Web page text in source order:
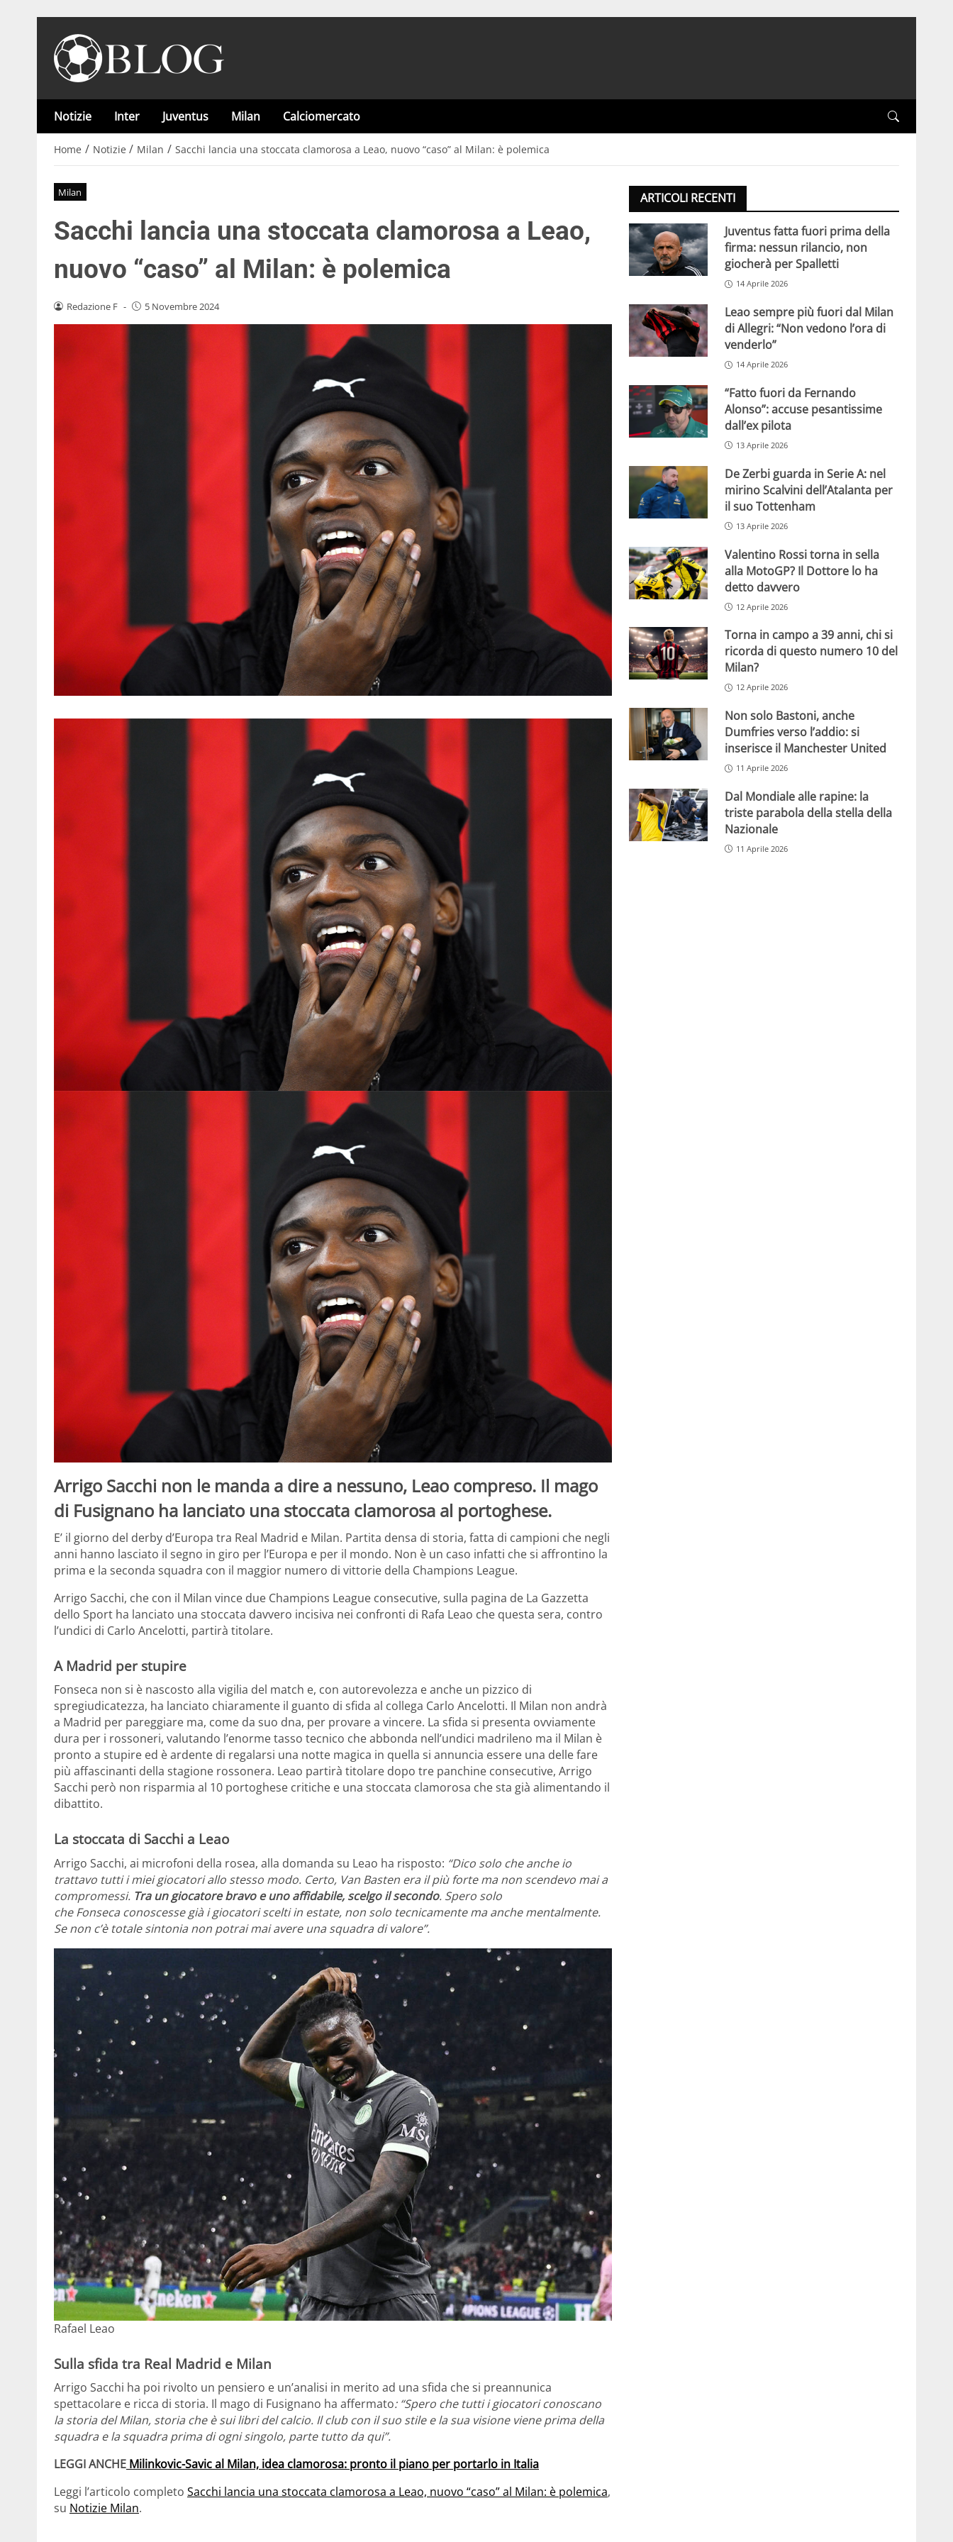
Notizie Inter Juventus Milan Calciomercato
Home / Notizie / Milan / Sacchi lancia una stoccata clamorosa a Leao, nuovo “caso” al Milan: è polemica
Milan
Sacchi lancia una stoccata clamorosa a Leao,
nuovo “caso” al Milan: è polemica
Redazione F - 5 Novembre 2024
Arrigo Sacchi non le manda a dire a nessuno, Leao compreso. Il mago
di Fusignano ha lanciato una stoccata clamorosa al portoghese.
E’ il giorno del derby d’Europa tra Real Madrid e Milan. Partita densa di storia, fatta di campioni che negli
anni hanno lasciato il segno in giro per l’Europa e per il mondo. Non è un caso infatti che si affrontino la
prima e la seconda squadra con il maggior numero di vittorie della Champions League.
Arrigo Sacchi, che con il Milan vince due Champions League consecutive, sulla pagina de La Gazzetta
dello Sport ha lanciato una stoccata davvero incisiva nei confronti di Rafa Leao che questa sera, contro
l’undici di Carlo Ancelotti, partirà titolare.
A Madrid per stupire
Fonseca non si è nascosto alla vigilia del match e, con autorevolezza e anche un pizzico di
spregiudicatezza, ha lanciato chiaramente il guanto di sfida al collega Carlo Ancelotti. Il Milan non andrà
a Madrid per pareggiare ma, come da suo dna, per provare a vincere. La sfida si presenta ovviamente
dura per i rossoneri, valutando l’enorme tasso tecnico che abbonda nell’undici madrileno ma il Milan è
pronto a stupire ed è ardente di regalarsi una notte magica in quella si annuncia essere una delle fare
più affascinanti della stagione rossonera. Leao partirà titolare dopo tre panchine consecutive, Arrigo
Sacchi però non risparmia al 10 portoghese critiche e una stoccata clamorosa che sta già alimentando il
dibattito.
La stoccata di Sacchi a Leao
Arrigo Sacchi, ai microfoni della rosea, alla domanda su Leao ha risposto: “Dico solo che anche io
trattavo tutti i miei giocatori allo stesso modo. Certo, Van Basten era il più forte ma non scendevo mai a
compromessi. Tra un giocatore bravo e uno affidabile, scelgo il secondo. Spero solo
che Fonseca conoscesse già i giocatori scelti in estate, non solo tecnicamente ma anche mentalmente.
Se non c’è totale sintonia non potrai mai avere una squadra di valore”.
Rafael Leao
Sulla sfida tra Real Madrid e Milan
Arrigo Sacchi ha poi rivolto un pensiero e un’analisi in merito ad una sfida che si preannunica
spettacolare e ricca di storia. Il mago di Fusignano ha affermato: “Spero che tutti i giocatori conoscano
la storia del Milan, storia che è sui libri del calcio. Il club con il suo stile e la sua visione viene prima della
squadra e la squadra prima di ogni singolo, parte tutto da qui”.
LEGGI ANCHE Milinkovic-Savic al Milan, idea clamorosa: pronto il piano per portarlo in Italia
Leggi l’articolo completo Sacchi lancia una stoccata clamorosa a Leao, nuovo “caso” al Milan: è polemica,
su Notizie Milan.
ARTICOLI RECENTI
Juventus fatta fuori prima della
firma: nessun rilancio, non
giocherà per Spalletti
14 Aprile 2026
Leao sempre più fuori dal Milan
di Allegri: “Non vedono l’ora di
venderlo”
14 Aprile 2026
“Fatto fuori da Fernando
Alonso”: accuse pesantissime
dall’ex pilota
13 Aprile 2026
De Zerbi guarda in Serie A: nel
mirino Scalvini dell’Atalanta per
il suo Tottenham
13 Aprile 2026
Valentino Rossi torna in sella
alla MotoGP? Il Dottore lo ha
detto davvero
12 Aprile 2026
Torna in campo a 39 anni, chi si
ricorda di questo numero 10 del
Milan?
12 Aprile 2026
Non solo Bastoni, anche
Dumfries verso l’addio: si
inserisce il Manchester United
11 Aprile 2026
Dal Mondiale alle rapine: la
triste parabola della stella della
Nazionale
11 Aprile 2026